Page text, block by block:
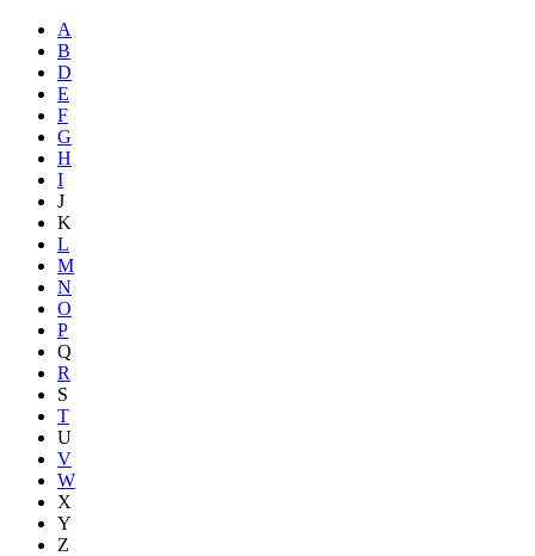
A
B
D
E
F
G
H
I
J
K
L
M
N
O
P
Q
R
S
T
U
V
W
X
Y
Z